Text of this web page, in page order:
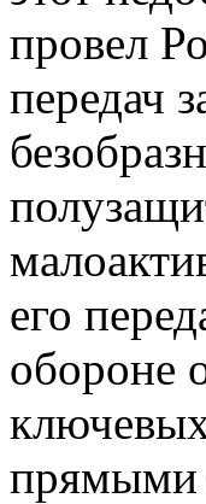
провел
передач
его
обороне
прямыми